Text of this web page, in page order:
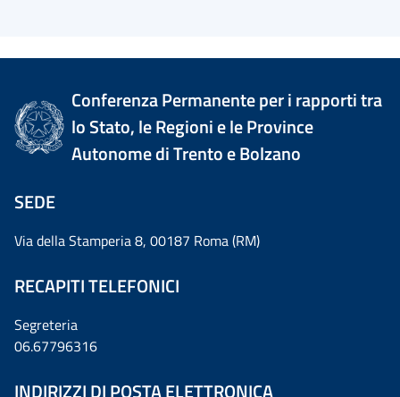
Conferenza Permanente per i rapporti tra
lo Stato, le Regioni e le Province
Autonome di Trento e Bolzano
SEDE
Via della Stamperia 8, 00187 Roma (RM)
RECAPITI TELEFONICI
Segreteria
06.67796316
INDIRIZZI DI POSTA ELETTRONICA